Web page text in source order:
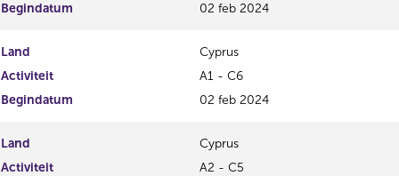
Begindatum
02 feb 2024
Land
Cyprus
Activiteit
A1 - C6
Begindatum
02 feb 2024
Land
Cyprus
Activiteit
A2 - C5